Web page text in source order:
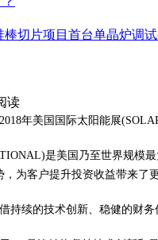
棒切片项目首台单晶炉调
读
年美国国际太阳能展
是美国乃至世界规模
为客户提升投资收益带来了更
续的技术创新、稳健的财务